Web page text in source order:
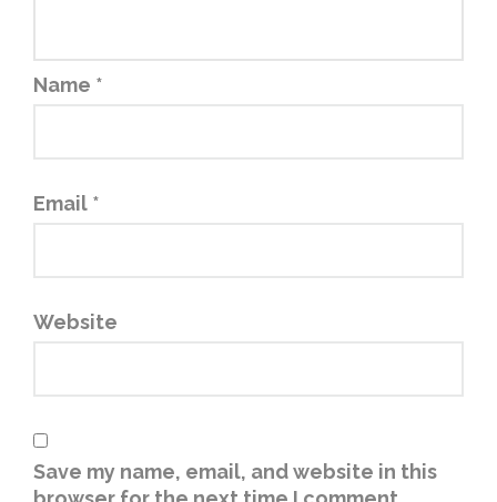
Name *
Email *
Website
Save my name, email, and website in this